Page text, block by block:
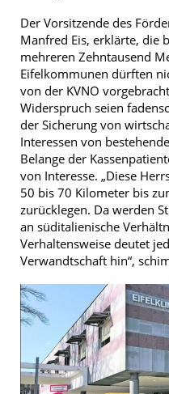
Der Vorsitzende des
Manfred Eis, erklärte, die
mehreren Zehntausend
Eifelkommunen dürften
von der KVNO
Widerspruch seien
der Sicherung von
Interessen von
Belange der
von Interesse. „Diese
50 bis 70 Kilometer bis
zurücklegen. Da werden
an süditalienische
Verhaltensweise deutet
Verwandtschaft hin“,